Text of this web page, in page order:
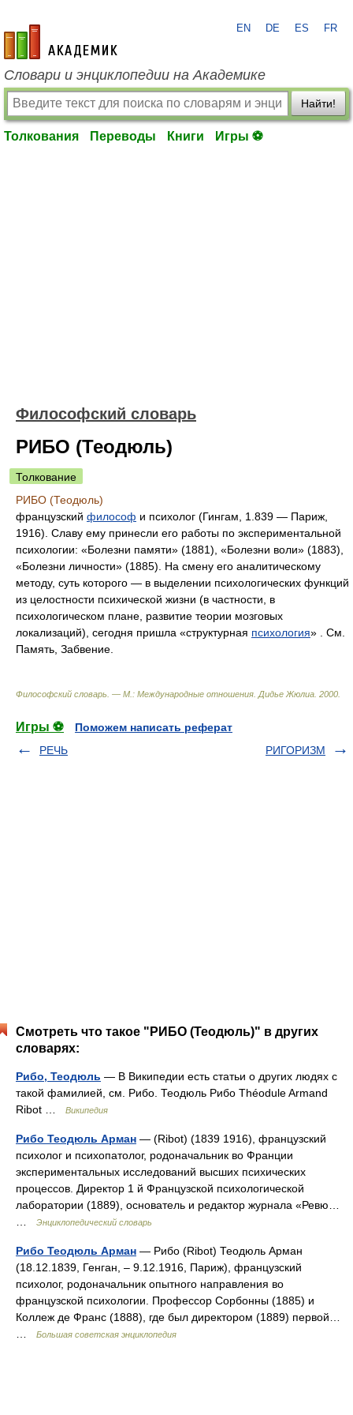
academic.ru
EN DE ES FR
Словари и энциклопедии на Академике
Найти!
Толкования Переводы Книги Игры ⚽
Философский словарь
РИБО (Теодюль)
Толкование
РИБО (Теодюль)
французский философ и психолог (Гингам, 1.839 — Париж,
1916). Славу ему принесли его работы по экспериментальной
психологии: «Болезни памяти» (1881), «Болезни воли» (1883),
«Болезни личности» (1885). На смену его аналитическому
методу, суть которого — в выделении психологических функций
из целостности психической жизни (в частности, в
психологическом плане, развитие теории мозговых
локализаций), сегодня пришла «структурная психология» . См.
Память, Забвение.
Философский словарь. — М.: Международные отношения Дидье Жюлиа 2000
Игры ⚽
Поможем написать реферат
РЕЧЬ
РИГОРИЗМ
Смотреть что такое "РИБО (Теодюль)" в других
словарях:
Рибо, Теодюль — В Википедии есть статьи о других людях с
такой фамилией, см. Рибо. Теодюль Рибо Théodule Armand
Ribot …
Википедия
Рибо Теодюль Арман — (Ribot) (1839 1916), французский
психолог и психопатолог, родоначальник во Франции
экспериментальных исследований высших психических
процессов. Директор 1 й Французской психологической
лаборатории (1889), основатель и редактор журнала «Ревю…
Энциклопедический словарь
Рибо Теодюль Арман — Рибо (Ribot) Теодюль Арман
(18.12.1839, Генган, ‒ 9.12.1916, Париж), французский
психолог, родоначальник опытного направления во
французской психологии. Профессор Сорбонны (1885) и
Коллеж де Франс (1888), где был директором (1889) первой…
Большая советская энциклопедия